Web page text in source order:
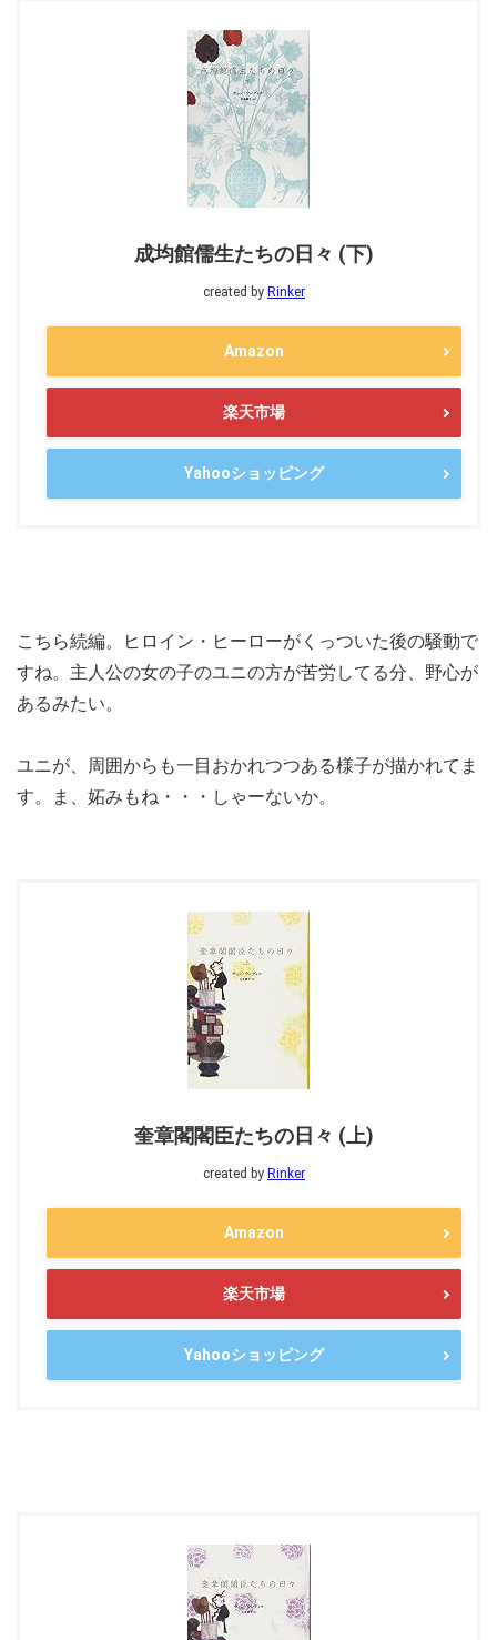
成均館儒生たちの日々 (下)
created by Rinker
Amazon
楽天市場
Yahooショッピング
こちら続編。ヒロイン・ヒーローがくっついた後の騒動で
すね。主人公の女の子のユニの方が苦労してる分、野心が
あるみたい。
ユニが、周囲からも一目おかれつつある様子が描かれてま
す。ま、妬みもね・・・しゃーないか。
奎章閣閣臣たちの日々 (上)
created by Rinker
Amazon
楽天市場
Yahooショッピング